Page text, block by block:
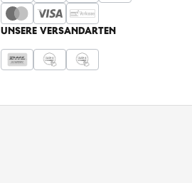
UNSERE VERSANDARTEN